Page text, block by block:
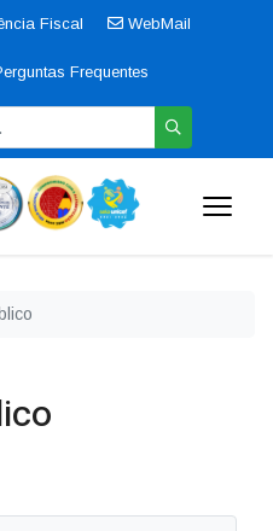
Fiscal WebMail
Frequentes